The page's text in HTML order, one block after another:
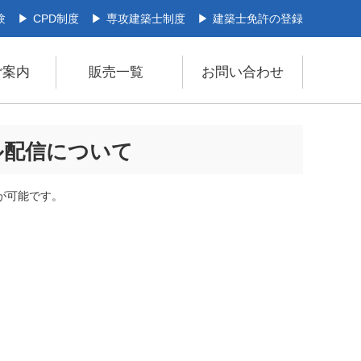
CPD制度 専攻建築士制度 建築士免許の登録
内 販売一覧 お問い合わせ
信について
能です。